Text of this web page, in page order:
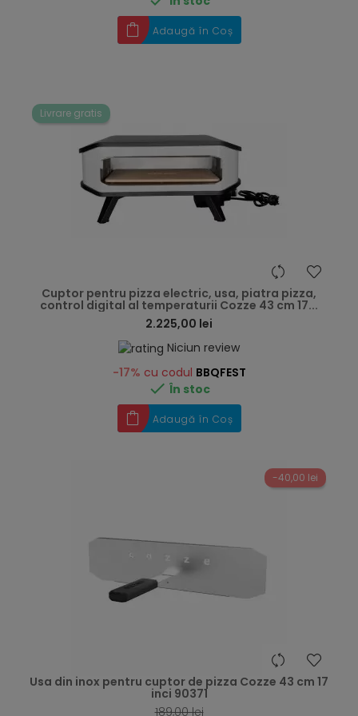
Adaugă în Coș
Livrare gratis
Cuptor pentru pizza electric, usa, piatra pizza,
control digital al temperaturii Cozze 43 cm 17...
2.225,00 lei
Niciun review
-17% cu codul BBQFEST
 În stoc
Adaugă în Coș
-40,00 lei
Usa din inox pentru cuptor de pizza Cozze 43 cm 17
inci 90371
189,00 lei